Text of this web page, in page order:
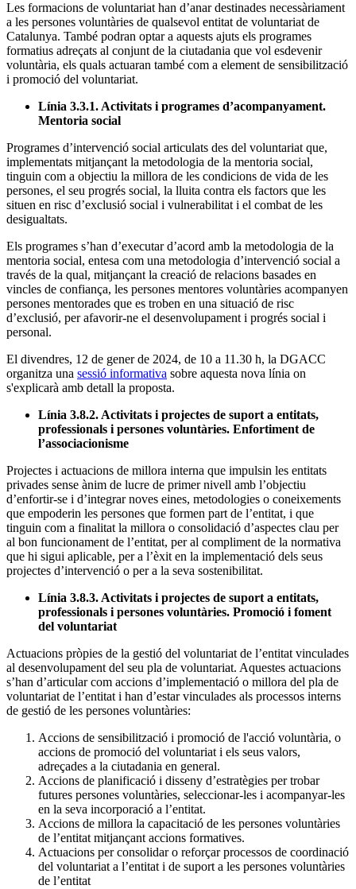
Les formacions de voluntariat han d’anar destinades necessàriament
a les persones voluntàries de qualsevol entitat de voluntariat de
Catalunya. També podran optar a aquests ajuts els programes
formatius adreçats al conjunt de la ciutadania que vol esdevenir
voluntària, els quals actuaran també com a element de sensibilització
i promoció del voluntariat.
Línia 3.3.1. Activitats i programes d’acompanyament.
Mentoria social
Programes d’intervenció social articulats des del voluntariat que,
implementats mitjançant la metodologia de la mentoria social,
tinguin com a objectiu la millora de les condicions de vida de les
persones, el seu progrés social, la lluita contra els factors que les
situen en risc d’exclusió social i vulnerabilitat i el combat de les
desigualtats.
Els programes s’han d’executar d’acord amb la metodologia de la
mentoria social, entesa com una metodologia d’intervenció social a
través de la qual, mitjançant la creació de relacions basades en
vincles de confiança, les persones mentores voluntàries acompanyen
persones mentorades que es troben en una situació de risc
d’exclusió, per afavorir-ne el desenvolupament i progrés social i
personal.
El divendres, 12 de gener de 2024, de 10 a 11.30 h, la DGACC
organitza una sessió informativa sobre aquesta nova línia on
s'explicarà amb detall la proposta.
Línia 3.8.2. Activitats i projectes de suport a entitats,
professionals i persones voluntàries. Enfortiment de
l’associacionisme
Projectes i actuacions de millora interna que impulsin les entitats
privades sense ànim de lucre de primer nivell amb l’objectiu
d’enfortir-se i d’integrar noves eines, metodologies o coneixements
que empoderin les persones que formen part de l’entitat, i que
tinguin com a finalitat la millora o consolidació d’aspectes clau per
al bon funcionament de l’entitat, per al compliment de la normativa
que hi sigui aplicable, per a l’èxit en la implementació dels seus
projectes d’intervenció o per a la seva sostenibilitat.
Línia 3.8.3. Activitats i projectes de suport a entitats,
professionals i persones voluntàries. Promoció i foment
del voluntariat
Actuacions pròpies de la gestió del voluntariat de l’entitat vinculades
al desenvolupament del seu pla de voluntariat. Aquestes actuacions
s’han d’articular com accions d’implementació o millora del pla de
voluntariat de l’entitat i han d’estar vinculades als processos interns
de gestió de les persones voluntàries:
Accions de sensibilització i promoció de l'acció voluntària, o
accions de promoció del voluntariat i els seus valors,
adreçades a la ciutadania en general.
Accions de planificació i disseny d’estratègies per trobar
futures persones voluntàries, seleccionar-les i acompanyar-les
en la seva incorporació a l’entitat.
Accions de millora la capacitació de les persones voluntàries
de l’entitat mitjançant accions formatives.
Actuacions per consolidar o reforçar processos de coordinació
del voluntariat a l’entitat i de suport a les persones voluntàries
de l’entitat